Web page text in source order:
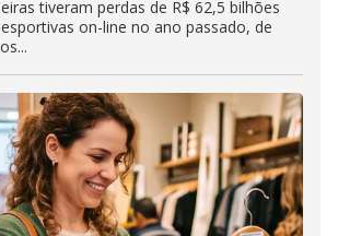
tiveram perdas de R$ 62,5 bilhões
on-line no ano passado, de